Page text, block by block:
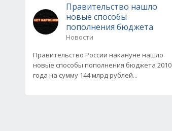
Правительство нашло
новые способы
пополнения бюджета
Новости
Правительство России накануне нашло
новые способы пополнения бюджета 2010
года на сумму 144 млрд рублей...